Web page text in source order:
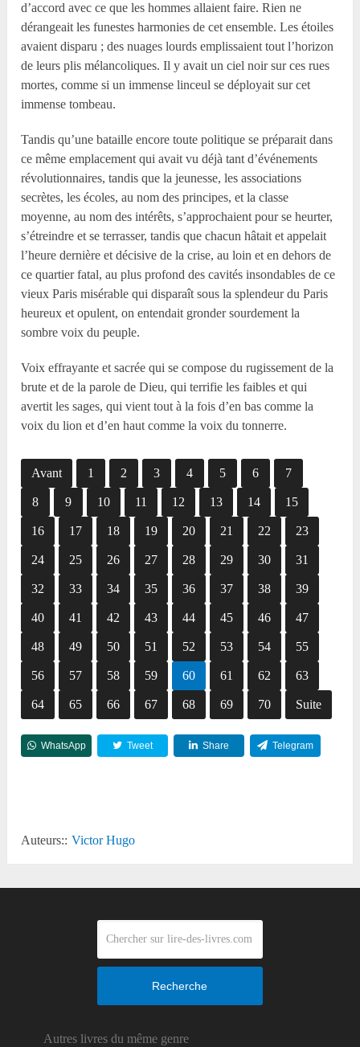
d’accord avec ce que les hommes allaient faire. Rien ne
dérangeait les funestes harmonies de cet ensemble. Les étoiles
avaient disparu ; des nuages lourds emplissaient tout l’horizon
de leurs plis mélancoliques. Il y avait un ciel noir sur ces rues
mortes, comme si un immense linceul se déployait sur cet
immense tombeau.
Tandis qu’une bataille encore toute politique se préparait dans
ce même emplacement qui avait vu déjà tant d’événements
révolutionnaires, tandis que la jeunesse, les associations
secrètes, les écoles, au nom des principes, et la classe
moyenne, au nom des intérêts, s’approchaient pour se heurter,
s’étreindre et se terrasser, tandis que chacun hâtait et appelait
l’heure dernière et décisive de la crise, au loin et en dehors de
ce quartier fatal, au plus profond des cavités insondables de ce
vieux Paris misérable qui disparaît sous la splendeur du Paris
heureux et opulent, on entendait gronder sourdement la
sombre voix du peuple.
Voix effrayante et sacrée qui se compose du rugissement de la
brute et de la parole de Dieu, qui terrifie les faibles et qui
avertit les sages, qui vient tout à la fois d’en bas comme la
voix du lion et d’en haut comme la voix du tonnerre.
Avant 1 2 3 4 5 6 7
8 9 10 11 12 13 14 15
16 17 18 19 20 21 22 23
24 25 26 27 28 29 30 31
32 33 34 35 36 37 38 39
40 41 42 43 44 45 46 47
48 49 50 51 52 53 54 55
56 57 58 59 60 61 62 63
64 65 66 67 68 69 70 Suite
WhatsApp Tweet Share Telegram
Auteurs:: Victor Hugo
Recherche
Autres livres du même genre